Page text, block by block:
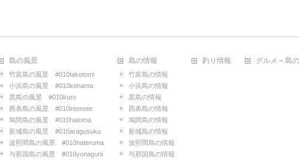
島の風景
竹富島の風景 #010taketomi
小浜島の風景 #010kohama
黒島の風景 #010kuro
西表島の風景 #010iriomote
鳩間島の風景 #010hatoma
新城島の風景 #010aragusuku
波照間島の風景 #010hateruma
与那国島の風景 #010yonaguni
島の情報
竹富島の情報
小浜島の情報
黒島の情報
西表島の情報
鳩間島の情報
新城島の情報
波照間島の情報
与那国島の情報
釣り情報 グルメ – 島